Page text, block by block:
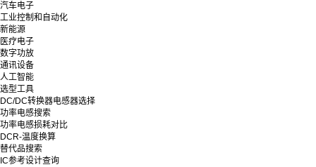
汽车电子
工业控制和自动化
新能源
医疗电子
数字功放
通讯设备
人工智能
选型工具
DC/DC转换器电感器选择
功率电感搜索
功率电感损耗对比
DCR-温度换算
替代品搜索
IC参考设计查询